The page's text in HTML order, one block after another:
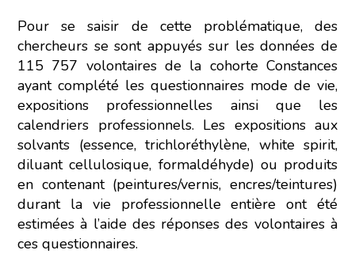
Pour se saisir de cette problématique, des
chercheurs se sont appuyés sur les données de
115 757 volontaires de la cohorte Constances
ayant complété les questionnaires mode de vie,
expositions professionnelles ainsi que les
calendriers professionnels. Les expositions aux
solvants (essence, trichloréthylène, white spirit,
diluant cellulosique, formaldéhyde) ou produits
en contenant (peintures/vernis, encres/teintures)
durant la vie professionnelle entière ont été
estimées à l’aide des réponses des volontaires à
ces questionnaires.